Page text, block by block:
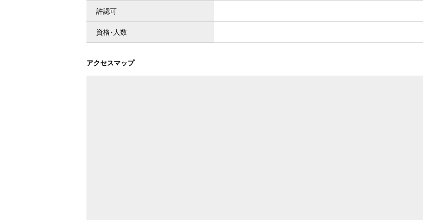
許認可
資格･人数
アクセスマップ